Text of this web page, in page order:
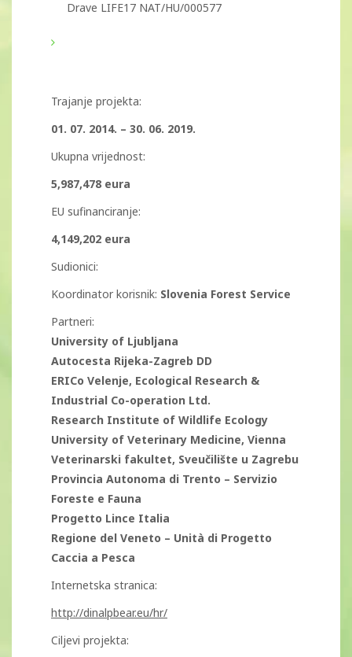
Drave LIFE17 NAT/HU/000577
Trajanje projekta:
01. 07. 2014. – 30. 06. 2019.
Ukupna vrijednost:
5,987,478 eura
EU sufinanciranje:
4,149,202 eura
Sudionici:
Koordinator korisnik: Slovenia Forest Service
Partneri:
University of Ljubljana
Autocesta Rijeka-Zagreb DD
ERICo Velenje, Ecological Research &
Industrial Co-operation Ltd.
Research Institute of Wildlife Ecology
University of Veterinary Medicine, Vienna
Veterinarski fakultet, Sveučilište u Zagrebu
Provincia Autonoma di Trento – Servizio
Foreste e Fauna
Progetto Lince Italia
Regione del Veneto – Unità di Progetto
Caccia a Pesca
Internetska stranica:
http://dinalpbear.eu/hr/
Ciljevi projekta: